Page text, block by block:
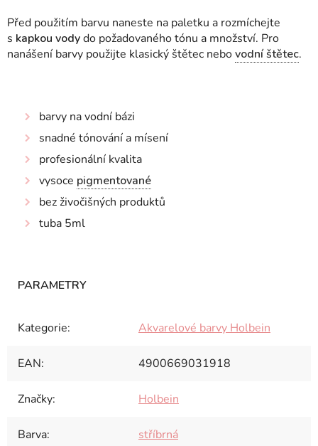
Před použitím barvu naneste na paletku a rozmíchejte
s kapkou vodydo požadovaného tónu a množství. Pro
nanášení barvy použijte klasický štětec nebovodní štětec.
barvy na vodní bázi
snadné tónování a mísení
profesionální kvalita
vysoce pigmentované
bez živočišných produktů
tuba 5ml
Kategorie: Akvarelové barvy Holbein
EAN: 4900669031918
Značky: Holbein
Barva: stříbrná